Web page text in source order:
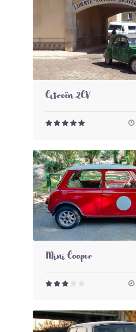
Citroën 2CV
Mini Cooper